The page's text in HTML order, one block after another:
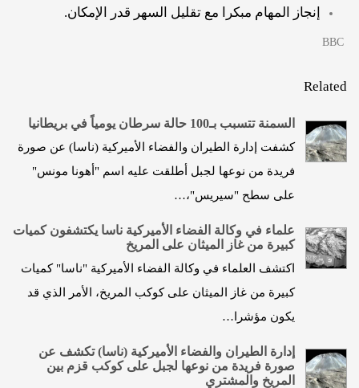
إنجاز المهام مبكرا مع تقليل السهر قدر الإمكان.
Related
السمنة تتسبب بـ100 حالة سرطان يومياً في بريطانيا
كشفت إدارة الطيران والفضاء الأميركية (ناسا) عن صورة
فريدة من نوعها لجبل أطلقت عليه اسم "أهونا مونس"
على سطح "سيريس"،…
علماء في وكالة الفضاء الأميركية ناسا يكتشفون كميات
كبيرة من غاز الميثان على المريخ
اكتشف العلماء في وكالة الفضاء الأميركية "ناسا" كميات
كبيرة من غاز الميثان على كوكب المريخ، الأمر الذي قد
يكون مؤشرا…
إدارة الطيران والفضاء الأميركية (ناسا) تكشف عن
صورة فريدة من نوعها لجبل على كوكب قزم بين
المريخ والمشتري